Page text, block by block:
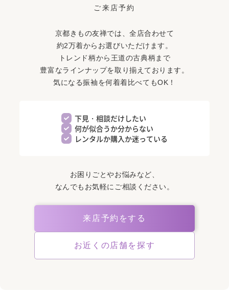
ご来店予約
京都きもの友禅では、全店合わせて
約2万着からお選びいただけます。
トレンド柄から王道の古典柄まで
豊富なラインナップを取り揃えております。
気になる振袖を何着着比べてもOK！
下見・相談だけしたい
何が似合うか分からない
レンタルか購入か迷っている
お困りごとやお悩みなど、
なんでもお気軽にご相談ください。
来店予約をする
お近くの店舗を探す